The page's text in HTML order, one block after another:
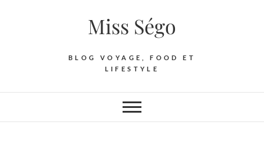
Miss Ségo
BLOG VOYAGE, FOOD ET
LIFESTYLE